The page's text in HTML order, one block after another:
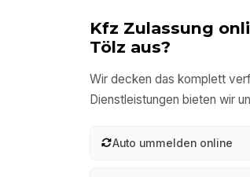
Kfz Zulassung
Tölz aus?
Wir decken das komplett
Dienstleistungen bieten wir
Auto ummelden online